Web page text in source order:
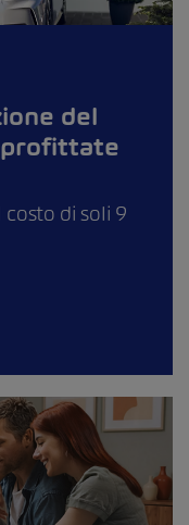
del
costo di soli 9